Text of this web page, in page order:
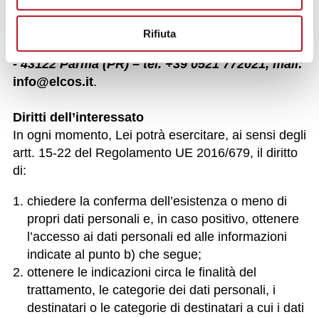
Rifiuta
richiedere ulteriori informazioni potrà rivolgersi al
Titolare del TrattamentoELCOS s.r.l.
legale e del trattamento in
- 43122 Parma (PR) – tel. +39 0521 772021, mail:
info@elcos.it.
Diritti dell’interessato
In ogni momento, Lei potrà esercitare, ai sensi degli
artt. 15-22 del Regolamento UE 2016/679, il diritto
di:
chiedere la conferma dell’esistenza o meno di
propri dati personali e, in caso positivo, ottenere
l’accesso ai dati personali ed alle informazioni
indicate al punto b) che segue;
ottenere le indicazioni circa le finalità del
trattamento, le categorie dei dati personali, i
destinatari o le categorie di destinatari a cui i dati